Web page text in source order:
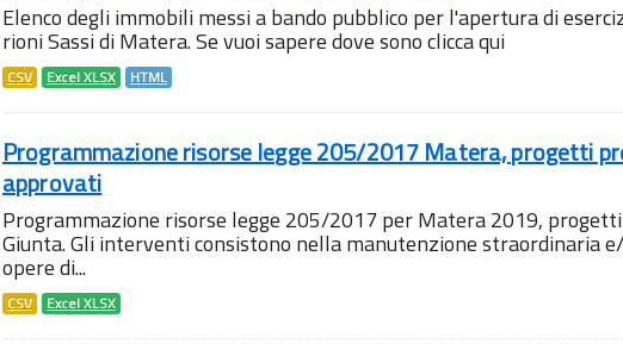
Elenco degli immobili messi a bando pubblico per l'apertura di
rioni Sassi di Matera. Se vuoi sapere dove sono clicca qui
CSV Excel XLSX HTML
Programmazione risorse legge 205/2017 Matera, progetti
approvati
Programmazione risorse legge 205/2017 per Matera 2019,
Giunta. Gli interventi consistono nella manutenzione straordinaria
opere di...
CSV Excel XLSX